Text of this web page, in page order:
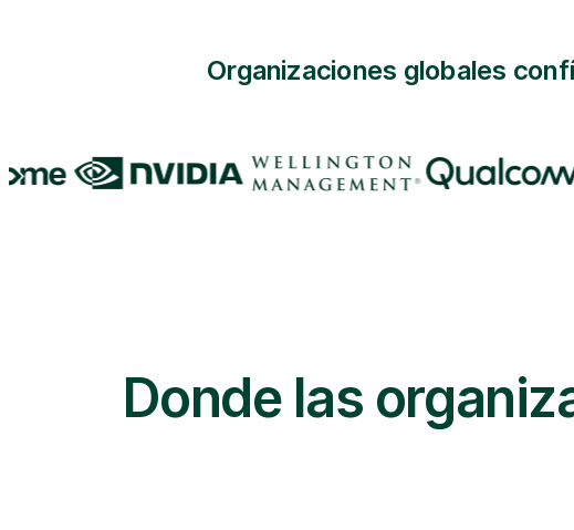
Organizaciones globales
Donde las